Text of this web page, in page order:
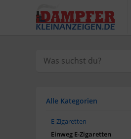
Alle Kategorien
E-Zigaretten
Einweg E-Zigaretten